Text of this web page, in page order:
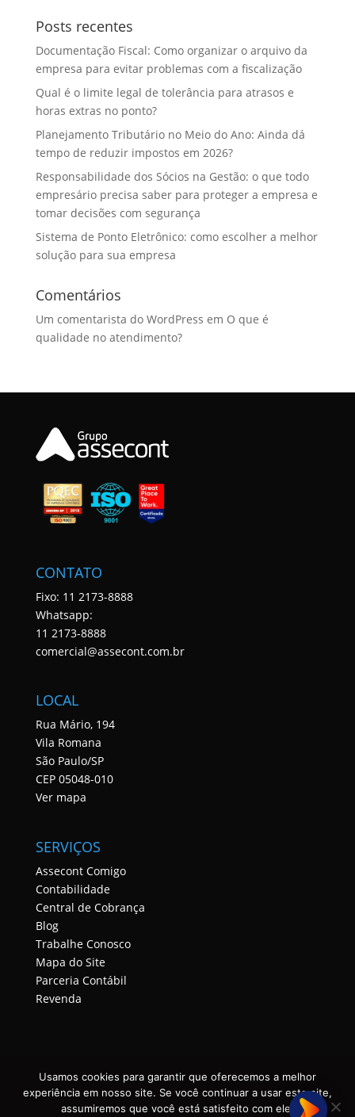
Posts recentes
Documentação Fiscal: Como organizar o arquivo da
empresa para evitar problemas com a fiscalização
Qual é o limite legal de tolerância para atrasos e
horas extras no ponto?
Planejamento Tributário no Meio do Ano: Ainda dá
tempo de reduzir impostos em 2026?
Responsabilidade dos Sócios na Gestão: o que todo
empresário precisa saber para proteger a empresa e
tomar decisões com segurança
Sistema de Ponto Eletrônico: como escolher a melhor
solução para sua empresa
Comentários
Um comentarista do WordPress em O que é
qualidade no atendimento?
CONTATO
Fixo: 11 2173-8888
Whatsapp:
11 2173-8888
comercial@assecont.com.br
LOCAL
Rua Mário, 194
Vila Romana
São Paulo/SP
CEP 05048-010
Ver mapa
SERVIÇOS
Assecont Comigo
Contabilidade
Central de Cobrança
Blog
Trabalhe Conosco
Mapa do Site
Parceria Contábil
Revenda
Usamos cookies para garantir que oferecemos a melhor
experiência em nosso site. Se você continuar a usar este site,
assumiremos que você está satisfeito com ele.